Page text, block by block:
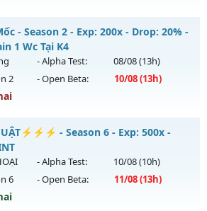
Dupe 100%
🌍 Website: https://muhoalong.pro
- Mở máy chủ
muhoalongvào 11h ngày
bản Webzen
- Season 2 - Exp: 200x - Drop: 20% -
1 Wc Tại K4
- Alpha Test: 08/08(13h)
2 - Open Beta: 10/08(13h)
- Săn Boss Cực Đã Train 1 Wc Tại K4
- Mở máy chủ
- Season 6 - Exp: 500x -
- Alpha Test: 10/08(10h)
6 - Open Beta: 11/08(13h)